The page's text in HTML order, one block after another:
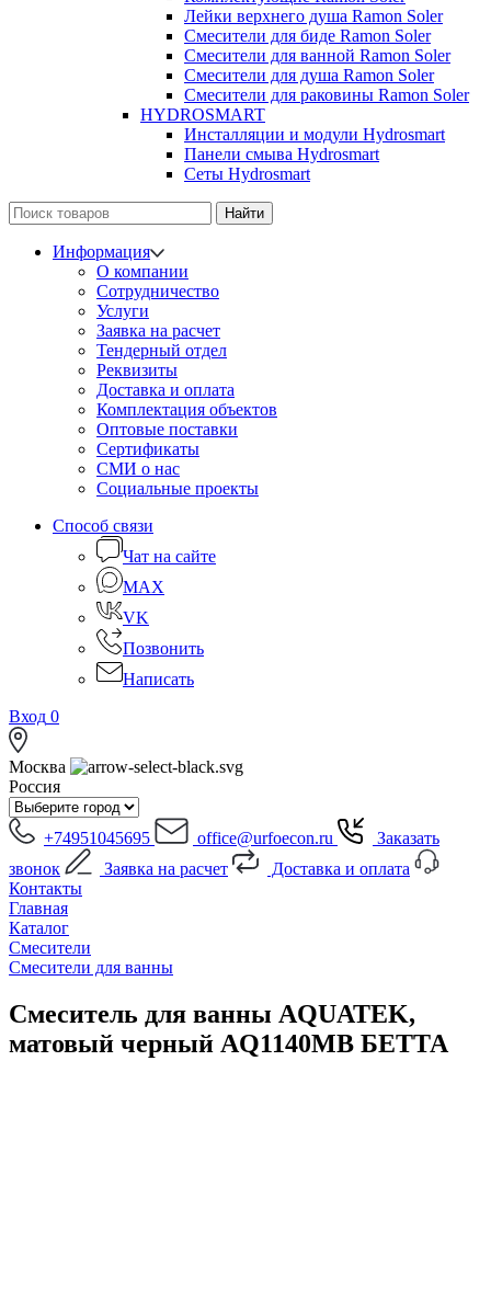
Лейки верхнего душа Ramon Soler
Смесители для биде Ramon Soler
Смесители для ванной Ramon Soler
Смесители для душа Ramon Soler
Смесители для раковины Ramon Soler
HYDROSMART
Инсталляции и модули Hydrosmart
Панели смыва Hydrosmart
Сеты Hydrosmart
Найти
Информация
О компании
Сотрудничество
Услуги
Заявка на расчет
Тендерный отдел
Реквизиты
Доставка и оплата
Комплектация объектов
Оптовые поставки
Сертификаты
СМИ о нас
Социальные проекты
Способ связи
Чат на сайте
MAX
VK
Позвонить
Написать
Вход 0
Москва
Россия
+74951045695 office@urfoecon.ru
Заказать
звонок
Заявка на расчет
Доставка и оплата
Контакты
Главная
Каталог
Смесители
Смесители для ванны
Смеситель для ванны AQUATEK,
матовый черный AQ1140MB БЕТТА